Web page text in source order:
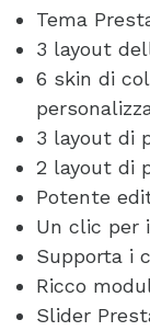
Tema
3 layout
6 skin di
3 layout di
2 layout di
Potente
Un clic per
Supporta i
Ricco
Slider